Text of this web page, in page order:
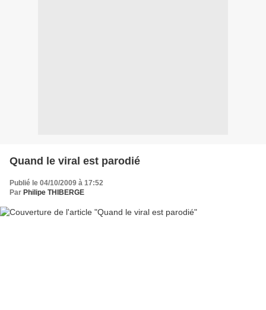
Quand le viral est parodié
Publié le 04/10/2009 à 17:52
Par Philipe THIBERGE